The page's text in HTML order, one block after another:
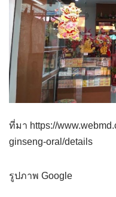
ที่มา https://
ginseng-oral/details
รูปภาพ Google